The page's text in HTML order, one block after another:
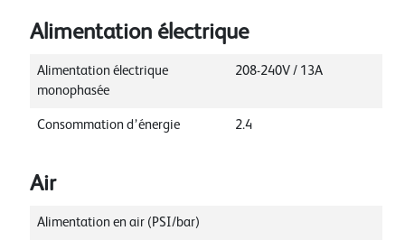
Alimentation électrique
Alimentation électrique
monophasée
208-240V / 13A
Consommation d’énergie 2.4
Air
Alimentation en air (PSI/bar)